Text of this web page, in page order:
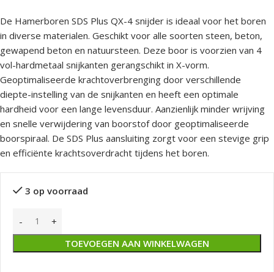
De Hamerboren SDS Plus QX-4 snijder is ideaal voor het boren
in diverse materialen. Geschikt voor alle soorten steen, beton,
gewapend beton en natuursteen. Deze boor is voorzien van 4
vol-hardmetaal snijkanten gerangschikt in X-vorm.
Geoptimaliseerde krachtoverbrenging door verschillende
diepte-instelling van de snijkanten en heeft een optimale
hardheid voor een lange levensduur. Aanzienlijk minder wrijving
en snelle verwijdering van boorstof door geoptimaliseerde
boorspiraal. De SDS Plus aansluiting zorgt voor een stevige grip
en efficiënte krachtsoverdracht tijdens het boren.
3 op voorraad
TOEVOEGEN AAN WINKELWAGEN